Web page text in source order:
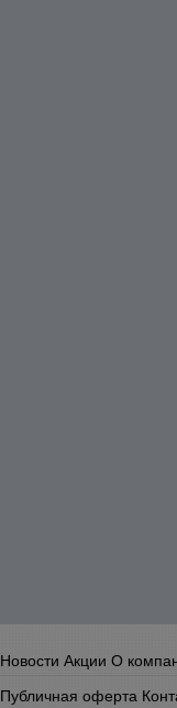
Новости Акции О
Публичная оферта